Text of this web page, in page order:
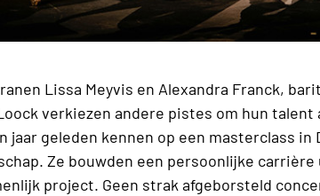
Lissa Meyvis en Alexandra Franck,
verkiezen andere pistes om hun talent
jaar geleden kennen op een masterclass in
Ze bouwden een persoonlijke carrière
project. Geen strak afgeborsteld